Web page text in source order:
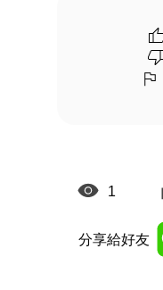
1
分享給好友